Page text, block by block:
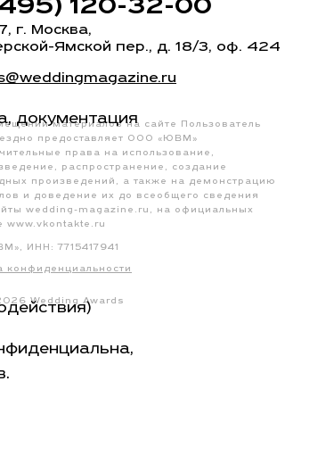
документация
120-32-00
г. Москва,
Ямской пер., д. 18/3, оф. 424
материалов на сайте Пользователь
предоставляет ООО «ЮВМ»
права на использование,
распространение, создание
произведений, а также на демонстрацию
и доведение их до всеобщего сведения
wedding-magazine.ru , на официальных
www.vkontakte.ru
ИНН: 7715417941
конфиденциальности
Wedding Awards